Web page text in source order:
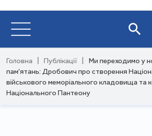
Головна Публікації
Ми переходимо у
пам'ятань: Дробович про створення
військового меморіального кладовища та
Національного Пантеону